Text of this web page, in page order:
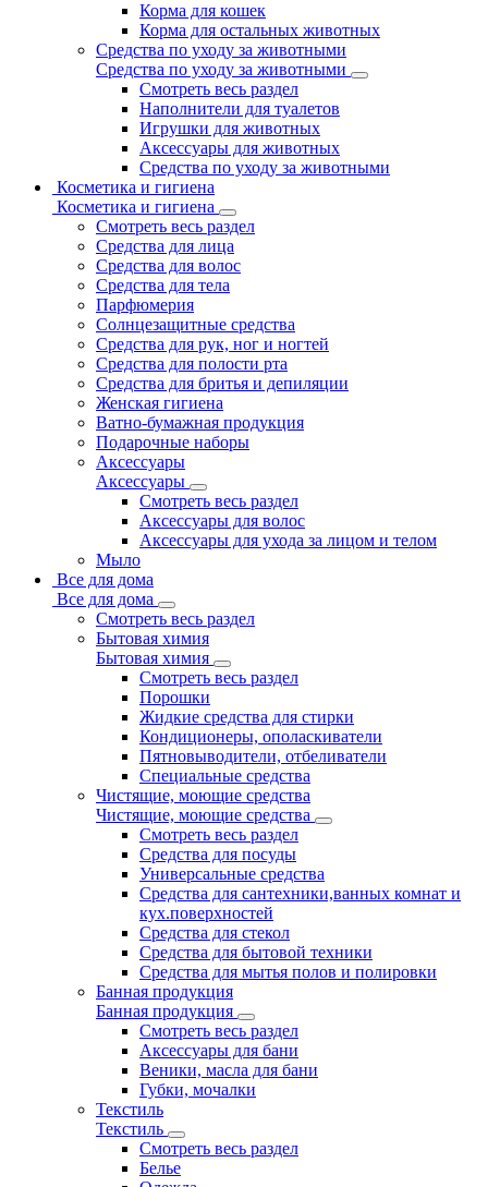
Корма для кошек
Корма для остальных животных
Средства по уходу за животными
Средства по уходу за животными
Смотреть весь раздел
Наполнители для туалетов
Игрушки для животных
Аксессуары для животных
Средства по уходу за животными
Косметика и гигиена
Косметика и гигиена
Смотреть весь раздел
Средства для лица
Средства для волос
Средства для тела
Парфюмерия
Солнцезащитные средства
Средства для рук, ног и ногтей
Средства для полости рта
Средства для бритья и депиляции
Женская гигиена
Ватно-бумажная продукция
Подарочные наборы
Аксессуары
Аксессуары
Смотреть весь раздел
Аксессуары для волос
Аксессуары для ухода за лицом и телом
Мыло
Все для дома
Все для дома
Смотреть весь раздел
Бытовая химия
Бытовая химия
Смотреть весь раздел
Порошки
Жидкие средства для стирки
Кондиционеры, ополаскиватели
Пятновыводители, отбеливатели
Специальные средства
Чистящие, моющие средства
Чистящие, моющие средства
Смотреть весь раздел
Средства для посуды
Универсальные средства
Средства для сантехники,ванных комнат и
кух.поверхностей
Средства для стекол
Средства для бытовой техники
Средства для мытья полов и полировки
Банная продукция
Банная продукция
Смотреть весь раздел
Аксессуары для бани
Веники, масла для бани
Губки, мочалки
Текстиль
Текстиль
Смотреть весь раздел
Белье